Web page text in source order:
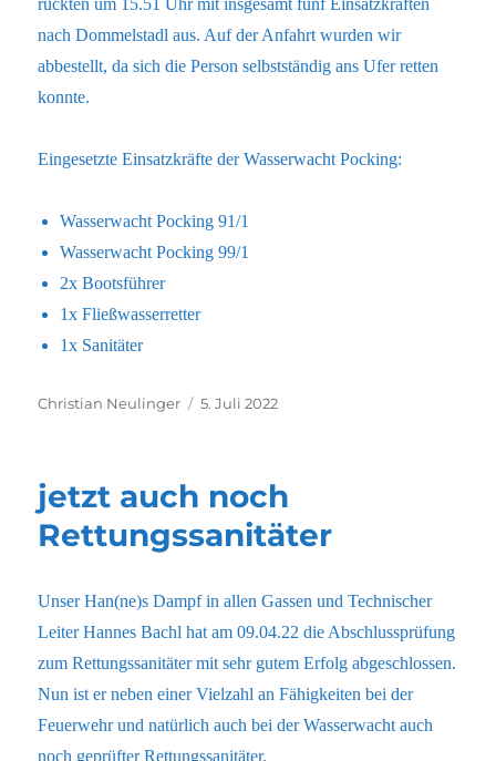
rückten um 15.51 Uhr mit insgesamt fünf Einsatzkräften
nach Dommelstadl aus. Auf der Anfahrt wurden wir
abbestellt, da sich die Person selbstständig ans Ufer retten
konnte.
Eingesetzte Einsatzkräfte der Wasserwacht Pocking:
Wasserwacht Pocking 91/1
Wasserwacht Pocking 99/1
2x Bootsführer
1x Fließwasserretter
1x Sanitäter
Autor
Christian Neulinger
Veröffentlicht
5. Juli 2022
jetzt auch noch
Rettungssanitäter
Unser Han(ne)s Dampf in allen Gassen und Technischer
Leiter Hannes Bachl hat am 09.04.22 die Abschlussprüfung
zum Rettungssanitäter mit sehr gutem Erfolg abgeschlossen.
Nun ist er neben einer Vielzahl an Fähigkeiten bei der
Feuerwehr und natürlich auch bei der Wasserwacht auch
noch geprüfter Rettungssanitäter.